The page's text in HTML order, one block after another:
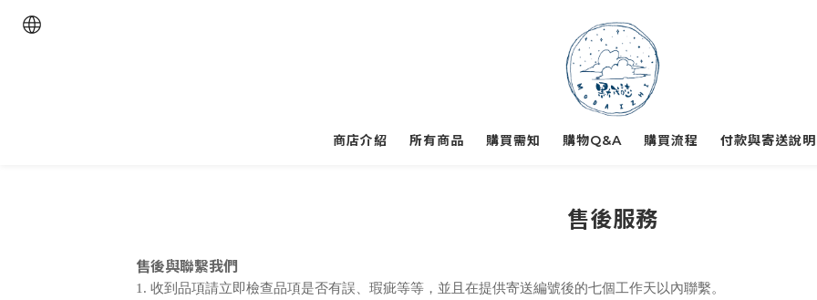
商店介紹 所有商品 購買需知 購物Q&A 購買流程 付款與寄送說明
售後服務
售後與聯繫我們
1. 收到品項請立即檢查品項是否有誤、瑕疵等等，並且在提供寄送編號後的七個工作天以內聯繫。